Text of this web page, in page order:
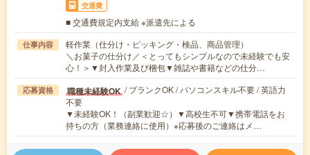
交通費
■ 交通費規定内支給 ※派遣先による
仕事内容
軽作業（仕分け・ピッキング・検品、商品管理）
＼お菓子の仕分け／＜とってもシンプルなので未経験でも安
心！＞▼封入作業及び梱包▼雑誌や書籍などの仕分…
応募資格 職種未経験OK / ブランクOK / パソコンスキル不要 / 英語力
不要
▼未経験OK！（副業歓迎☆）▼高校生不可▼携帯電話をお
持ちの方（業務連絡に使用）※応募後のご連絡はメ…